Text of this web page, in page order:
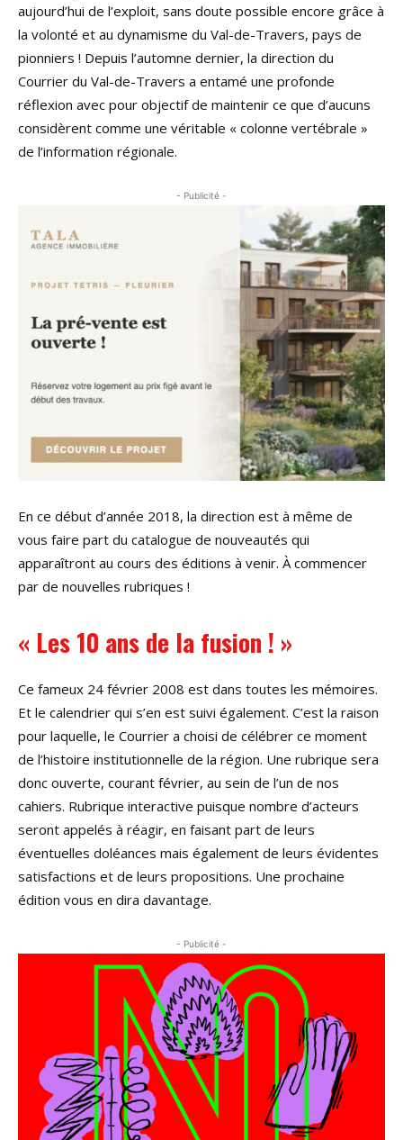
aujourd’hui de l’exploit, sans doute possible encore grâce à
la volonté et au dynamisme du Val-de-Travers, pays de
pionniers ! Depuis l’automne dernier, la direction du
Courrier du Val-de-Travers a entamé une profonde
réflexion avec pour objectif de maintenir ce que d’aucuns
considèrent comme une véritable « colonne vertébrale »
de l’information régionale.
- Publicité -
En ce début d’année 2018, la direction est à même de
vous faire part du catalogue de nouveautés qui
apparaîtront au cours des éditions à venir. À commencer
par de nouvelles rubriques !
« Les 10 ans de la fusion ! »
Ce fameux 24 février 2008 est dans toutes les mémoires.
Et le calendrier qui s’en est suivi également. C’est la raison
pour laquelle, le Courrier a choisi de célébrer ce moment
de l’histoire institutionnelle de la région. Une rubrique sera
donc ouverte, courant février, au sein de l’un de nos
cahiers. Rubrique interactive puisque nombre d’acteurs
seront appelés à réagir, en faisant part de leurs
éventuelles doléances mais également de leurs évidentes
satisfactions et de leurs propositions. Une prochaine
édition vous en dira davantage.
- Publicité -